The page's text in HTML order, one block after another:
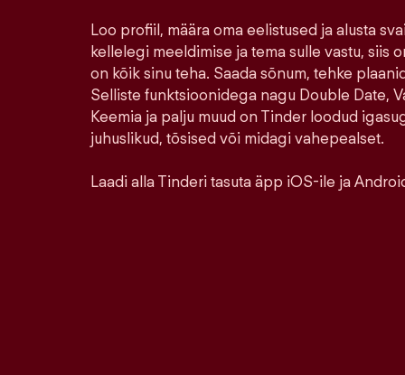
Loo profiil, määra oma eelistused ja alusta
kellelegi meeldimise ja tema sulle vastu, siis
on kõik sinu teha. Saada sõnum, tehke
Selliste funktsioonidega nagu Double Date,
Keemia ja palju muud on Tinder loodud
juhuslikud, tõsised või midagi vahepealset.
Laadi alla Tinderi tasuta äpp iOS-ile ja